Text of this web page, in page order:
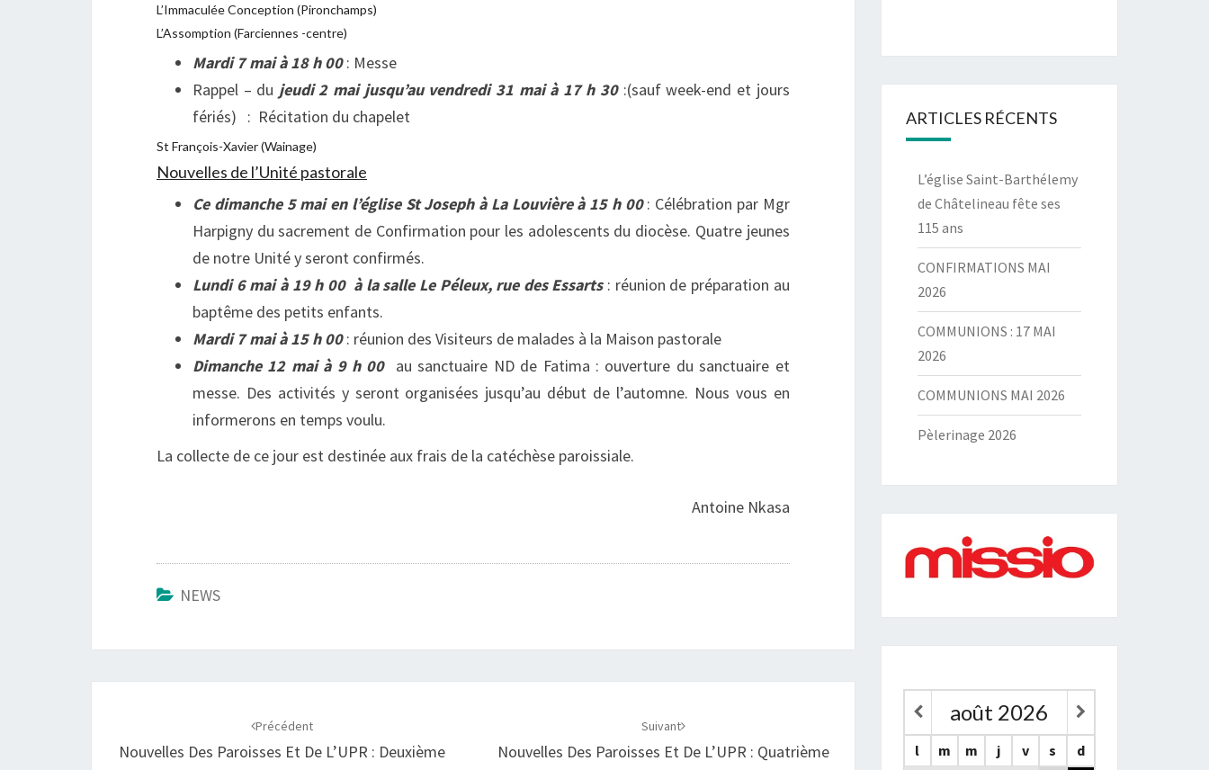
L’Immaculée Conception (Pironchamps)
L’Assomption (Farciennes -centre)
Mardi 7 mai à 18 h 00: Messe
Rappel – du jeudi 2 mai jusqu’au vendredi 31 mai à 17 h 30 :(sauf week-end et jours
fériés) : Récitation du chapelet
St François-Xavier (Wainage)
Nouvelles de l’Unité pastorale
Ce dimanche 5 mai en l’église St Joseph à La Louvière à 15 h 00: Célébration par Mgr
Harpigny du sacrement de Confirmation pour les adolescents du diocèse. Quatre jeunes
de notre Unité y seront confirmés.
Lundi 6 mai à 19 h 00 à la salle Le Péleux, rue des Essarts : réunion de préparation au
baptême des petits enfants.
Mardi 7 mai à 15 h 00: réunion des Visiteurs de malades à la Maison pastorale
Dimanche 12 mai à 9 h 00au sanctuaire ND de Fatima : ouverture du sanctuaire et
messe. Des activités y seront organisées jusqu’au début de l’automne. Nous vous en
informerons en temps voulu.
La collecte de ce jour est destinée aux frais de la catéchèse paroissiale.
Antoine Nkasa
NEWS
Précédent
Nouvelles Des Paroisses Et De L’UPR : Deuxième
Suivant
Nouvelles Des Paroisses Et De L’UPR : Quatrième
ARTICLES RÉCENTS
L’église Saint-Barthélemy
de Châtelineau fête ses
115 ans
CONFIRMATIONS MAI
2026
COMMUNIONS : 17 MAI
2026
COMMUNIONS MAI 2026
Pèlerinage 2026
août 2026
l m m j v s
d